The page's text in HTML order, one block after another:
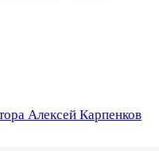
Алексей Карпенков